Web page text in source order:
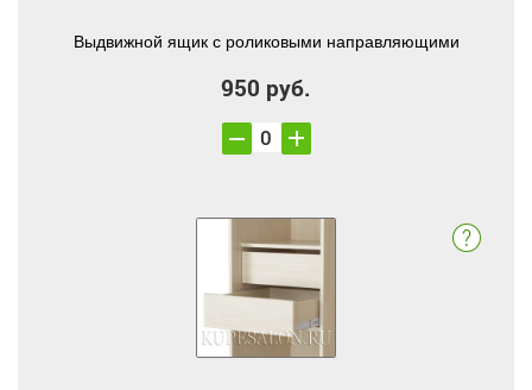
Выдвижной ящик с роликовыми направляющими
950 руб.